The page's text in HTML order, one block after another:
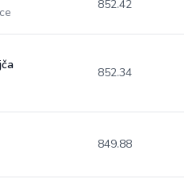
852.42
852.34
849.88